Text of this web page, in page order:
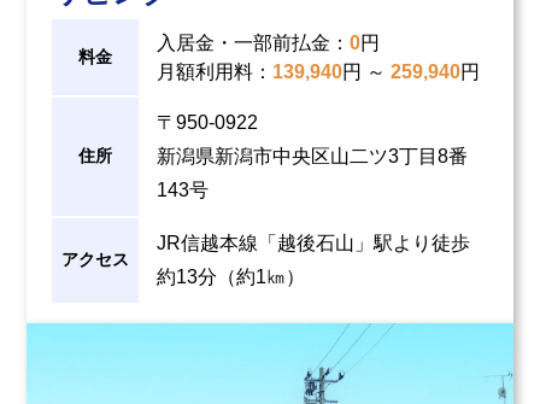
料金
入居金・一部前払金 ： 0円
月額利用料： 139,940円 ～ 259,940円
住所
〒950-0922
新潟県新潟市中央区山二ツ3丁目8番
143号
アクセス
JR信越本線「越後石山」駅より徒歩
約13分（約1㎞）